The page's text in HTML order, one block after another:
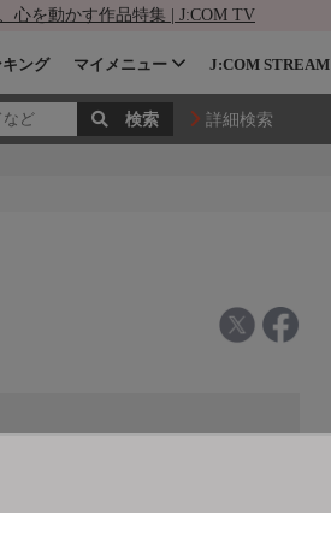
心を動かす作品特集 | J:COM TV
ング マイメニュー J:COM STREAM
詳細検索